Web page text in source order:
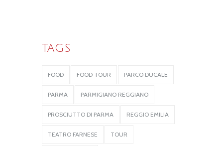
TAGS
FOOD FOOD TOUR PARCO DUCALE
PARMA PARMIGIANO REGGIANO
PROSCIUTTO DI PARMA REGGIO EMILIA
TEATRO FARNESE TOUR